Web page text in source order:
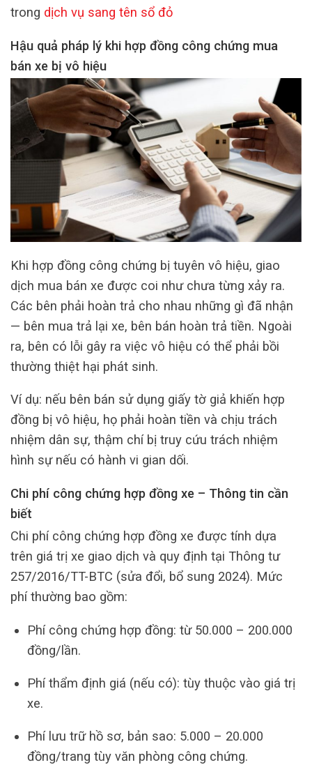
trong dịch vụ sang tên sổ đỏ
Hậu quả pháp lý khi hợp đồng công chứng mua
bán xe bị vô hiệu
Khi hợp đồng công chứng bị tuyên vô hiệu, giao
dịch mua bán xe được coi như chưa từng xảy ra.
Các bên phải hoàn trả cho nhau những gì đã nhận
— bên mua trả lại xe, bên bán hoàn trả tiền. Ngoài
ra, bên có lỗi gây ra việc vô hiệu có thể phải bồi
thường thiệt hại phát sinh.
Ví dụ: nếu bên bán sử dụng giấy tờ giả khiến hợp
đồng bị vô hiệu, họ phải hoàn tiền và chịu trách
nhiệm dân sự, thậm chí bị truy cứu trách nhiệm
hình sự nếu có hành vi gian dối.
Chi phí công chứng hợp đồng xe – Thông tin cần
biết
Chi phí công chứng hợp đồng xe được tính dựa
trên giá trị xe giao dịch và quy định tại Thông tư
257/2016/TT-BTC (sửa đổi, bổ sung 2024). Mức
phí thường bao gồm:
Phí công chứng hợp đồng: từ 50.000 – 200.000
đồng/lần.
Phí thẩm định giá (nếu có): tùy thuộc vào giá trị
xe.
Phí lưu trữ hồ sơ, bản sao: 5.000 – 20.000
đồng/trang tùy văn phòng công chứng.